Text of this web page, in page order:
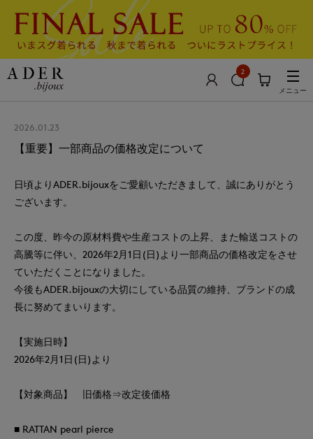
2
メニュー
2026.01.23
【重要】一部商品の価格改定について
日頃よりADER.bijouxをご愛顧いただきまして、誠にありがとう
ございます。
この度、昨今の原材料費や生産コストの上昇、また輸送コストの
高騰等に伴い、2026年2月1日(日)より一部商品の価格改定をさせ
ていただくことになりました。
今後もADER.bijouxの大切にしている品質の維持、ブランドの成
長に努めてまいります。
【実施日時】
2026年2月1日(日)より
【対象商品】 旧価格⇒改定後価格
■ RATTAN pearl pierce